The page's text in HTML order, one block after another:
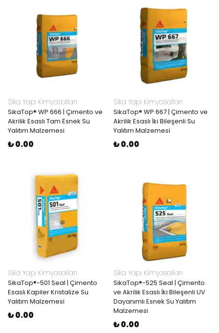
Sika Yapı Kimyasalları
SikaTop® WP 666 | Çimento ve
Akrilik Esaslı Tam Esnek Su
Yalıtım Malzemesi
₺ 0.00
Sika Yapı Kimyasalları
SikaTop® WP 667 | Çimento ve
Akrilik Esaslı İki Bileşenli Su
Yalıtım Malzemesi
₺ 0.00
Sika Yapı Kimyasalları
SikaTop®-501 Seal | Çimento
Esaslı Kapiler Kristalize Su
Yalıtım Malzemesi
₺ 0.00
Sika Yapı Kimyasalları
SikaTop®-525 Seal | Çimento
ve Akrilik Esaslı İki Bileşenli UV
Dayanımlı Esnek Su Yalıtım
Malzemesi
₺ 0.00